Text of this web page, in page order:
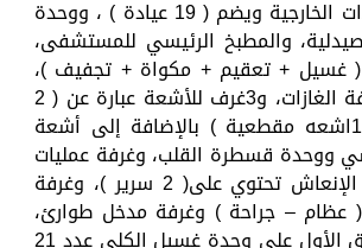
على قسم العيادات الخارجية ويضم ( 19 عيادة ) ، ووحدة
2 صيدلية، والمطبخ الرئيسي للمستشفى،
+ تعقيم + مكواة + تجفيف )،
بالإضافة إلى غرفة الغازات، و3غرف للأشعة عبارة عن ( 2
أشعة سينية + 1اشعه مقطعية ) بالإضافة إلى أشعة
ووحدة قسطرة القلب، وغرفة عمليات
الطوارئ، وغرفة الإنعاش تحتوي على( 2 سرير )، وغرفة
– جراحة ) وغرفة مدخل طوارئ،
كما يحتوي الطابق الأول على وحدة غسيل الكلى عدد 21